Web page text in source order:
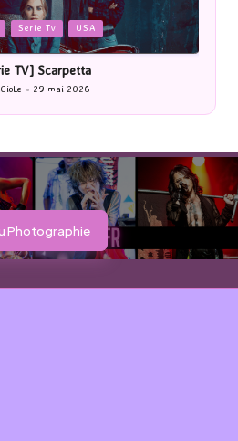
USA
mai 2026
Posted
Photographie